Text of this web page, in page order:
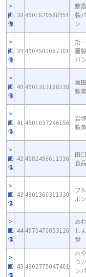
画
像
38 4901820588951
敷島
製パ
ン
画
像
39 4904501067301
第一
屋製
パン
画
像
40 4901313188538
亀田
製菓
画
像
41 4901037246156
岩塚
製菓
画
像
42 4582496611336
田口
食品
画
像
43 4901360311330
ブル
ボン
画
像
44 4970470053126
あわ
しま
堂
画
像
45 4902775047401
おや
つカ
ンパ